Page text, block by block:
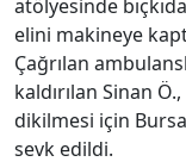
atölyesinde
elini makineye
Çağrılan
kaldırılan Sinan
dikilmesi için
sevk edildi.